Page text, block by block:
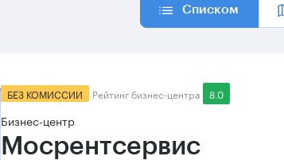
Списком
БЕЗ КОМИССИИ Рейтинг бизнес-центра 8.0
Бизнес-центр
Мосрентсервис